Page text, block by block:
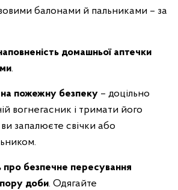
балонами й пальниками – за
домашньої аптечки
.
на пожежну безпеку – доцільно
вогнегасник і тримати його
запалюєте свічки або
про безпечне пересування
доби. Одягайте